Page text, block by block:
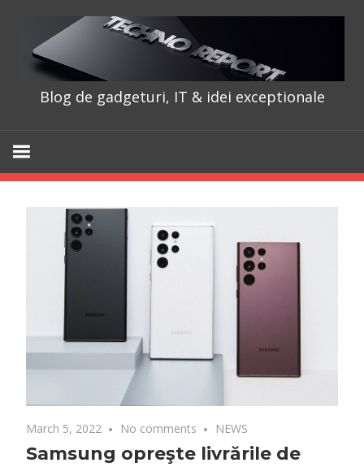
content
Blog de gadgeturi, IT & idei exceptionale
March 5, 2022 No comments NEWS
Samsung opreşte livrările de